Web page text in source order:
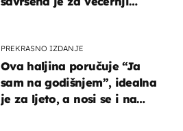
PREKRASNO IZDANJE
Ova haljina poručuje “Ja
sam na godišnjem”, idealna
je za ljeto, a nosi se i na